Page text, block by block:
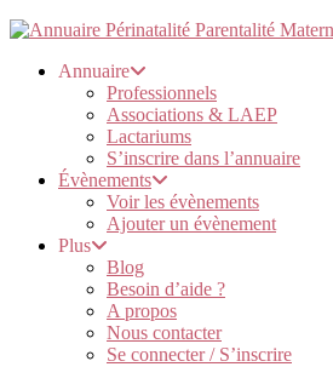
Annuaire
Professionnels
Associations & LAEP
Lactariums
S’inscrire dans l’annuaire
Évènements
Voir les évènements
Ajouter un évènement
Plus
Blog
Besoin d’aide ?
A propos
Nous contacter
Se connecter / S’inscrire